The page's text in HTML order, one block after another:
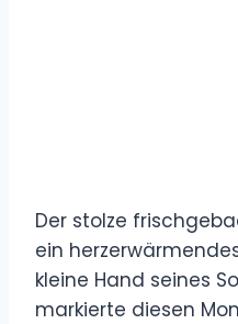
Der stolze
ein
kleine Hand seines
markierte diesen